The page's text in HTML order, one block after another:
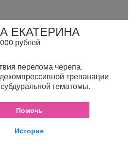
ЕКАТЕРИНА
рублей
перелома черепа.
трепанации
гематомы.
Помочь
История